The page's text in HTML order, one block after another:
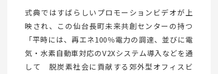
式典ではすばらしいプロモーションビデオが上
映され、この仙台長町未来共創センターの持つ
「平時には、再エネ100％電力の調達、並びに電
気・水素自動車対応のV2Xシステム導入などを通
して 脱炭素社会に貢献する郊外型オフィスビ